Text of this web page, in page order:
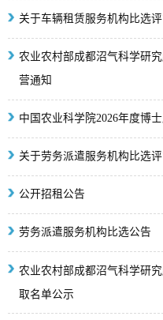
关于车辆租赁服务机构比选
农业农村部成都沼气科学研
营通知
中国农业科学院2026年度博
关于劳务派遣服务机构比选
公开招租公告
劳务派遣服务机构比选公告
农业农村部成都沼气科学研
取名单公示